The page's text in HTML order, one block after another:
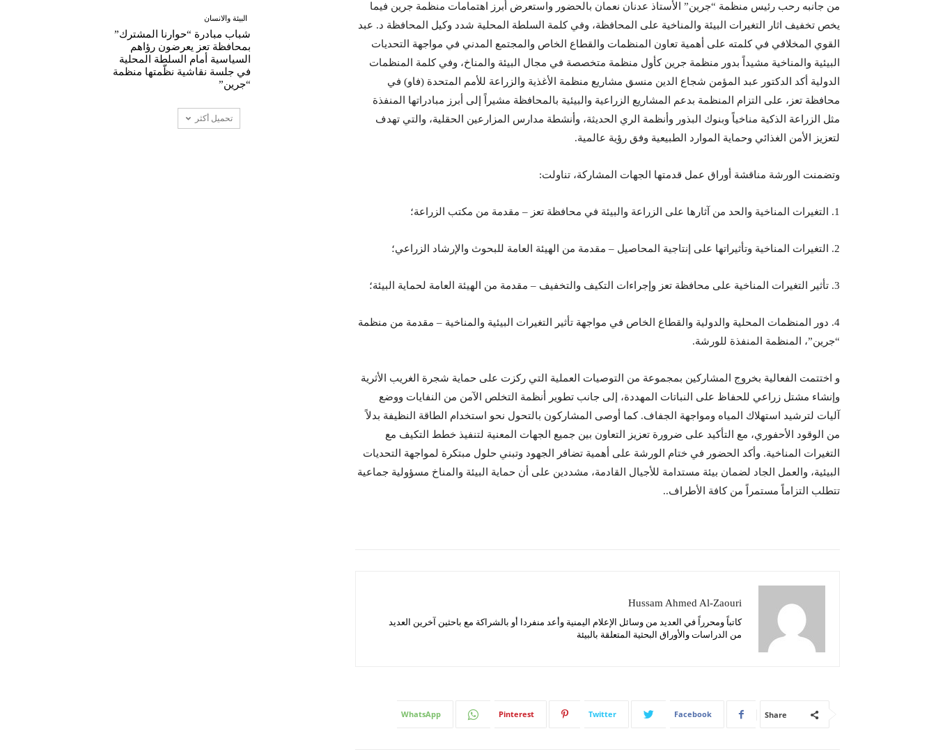
من جانبه رحب رئيس منظمة “جرين” الأستاذ عدنان نعمان بالحضور واستعرض أبرز اهتمامات منظمة جرين فيما
يخص تخفيف اثار التغيرات البيئة والمناخية على المحافظة، وفي كلمة السلطة المحلية شدد وكيل المحافظة د. عبد
القوي المخلافي في كلمته على أهمية تعاون المنظمات والقطاع الخاص والمجتمع المدني في مواجهة التحديات
البيئية والمناخية مشيداً بدور منظمة جرين كأول منظمة متخصصة في مجال البيئة والمناخ، وفي كلمة المنظمات
الدولية أكد الدكتور عبد المؤمن شجاع الدين منسق مشاريع منظمة الأغذية والزراعة للأمم المتحدة (فاو) في
محافظة تعز، على التزام المنظمة بدعم المشاريع الزراعية والبيئية بالمحافظة مشيراً إلى أبرز مبادراتها المنفذة
مثل الزراعة الذكية مناخياً وبنوك البذور وأنظمة الري الحديثة، وأنشطة مدارس المزارعين الحقلية، والتي تهدف
لتعزيز الأمن الغذائي وحماية الموارد الطبيعية وفق رؤية عالمية.
وتضمنت الورشة مناقشة أوراق عمل قدمتها الجهات المشاركة، تناولت:
1. التغيرات المناخية والحد من آثارها على الزراعة والبيئة في محافظة تعز – مقدمة من مكتب الزراعة؛
2. التغيرات المناخية وتأثيراتها على إنتاجية المحاصيل – مقدمة من الهيئة العامة للبحوث والإرشاد الزراعي؛
3. تأثير التغيرات المناخية على محافظة تعز وإجراءات التكيف والتخفيف – مقدمة من الهيئة العامة لحماية البيئة؛
4. دور المنظمات المحلية والدولية والقطاع الخاص في مواجهة تأثير التغيرات البيئية والمناخية – مقدمة من منظمة
“جرين”، المنظمة المنفذة للورشة.
و اختتمت الفعالية بخروج المشاركين بمجموعة من التوصيات العملية التي ركزت على حماية شجرة الغريب الأثرية
وإنشاء مشتل زراعي للحفاظ على النباتات المهددة، إلى جانب تطوير أنظمة التخلص الآمن من النفايات ووضع
آليات لترشيد استهلاك المياه ومواجهة الجفاف. كما أوصى المشاركون بالتحول نحو استخدام الطاقة النظيفة بدلاً
من الوقود الأحفوري، مع التأكيد على ضرورة تعزيز التعاون بين جميع الجهات المعنية لتنفيذ خطط التكيف مع
التغيرات المناخية. وأكد الحضور في ختام الورشة على أهمية تضافر الجهود وتبني حلول مبتكرة لمواجهة التحديات
البيئية، والعمل الجاد لضمان بيئة مستدامة للأجيال القادمة، مشددين على أن حماية البيئة والمناخ مسؤولية جماعية
تتطلب التزاماً مستمراً من كافة الأطراف..
Hussam Ahmed Al-Zaouri
كاتباً ومحرراً في العديد من وسائل الإعلام اليمنية وأعد منفردا أو بالشراكة مع باحثين آخرين العديد
من الدراسات والأوراق البحثية المتعلقة بالبيئة
Share
Facebook
Twitter
Pinterest
WhatsApp
البيئة والانسان
شباب مبادرة “حوارنا المشترك”
بمحافظة تعز يعرضون رؤاهم
السياسية أمام السلطة المحلية
في جلسة نقاشية نظّمتها منظمة
“جرين”
تحميل أكثر